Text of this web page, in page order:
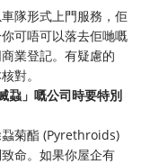
隊形式上門服務，佢
可唔可以落去佢哋嘅
業登記。有疑慮的
對。
蝨」嘅公司時要特別
菊酯 (Pyrethroids)
命。如果你屋企有